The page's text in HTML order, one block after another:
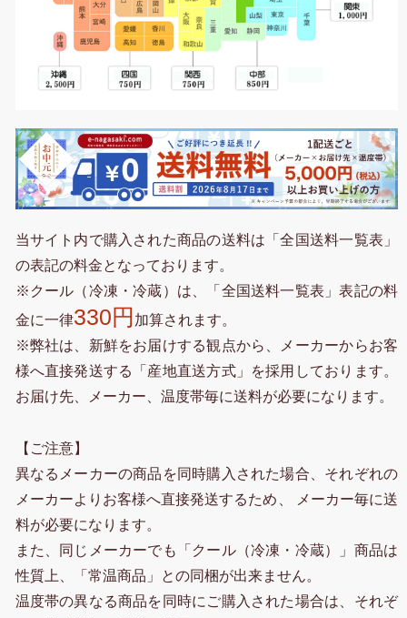
当サイト内で購入された商品の送料は「全国送料一覧表」
の表記の料金となっております。
※クール（冷凍・冷蔵）は、「全国送料一覧表」表記の料
金に一律330円 加算されます。
※弊社は、新鮮をお届けする観点から、メーカーからお客
様へ直接発送する「産地直送方式」を採用しております。
お届け先、メーカー、温度帯毎に送料が必要になります。
【ご注意】
異なるメーカーの商品を同時購入された場合、それぞれの
メーカーよりお客様へ直接発送するため、 メーカー毎に送
料が必要になります。
また、同じメーカーでも「クール（冷凍・冷蔵）」商品は
性質上、「常温商品」との同梱が出来ません。
温度帯の異なる商品を同時にご購入された場合は、それぞ